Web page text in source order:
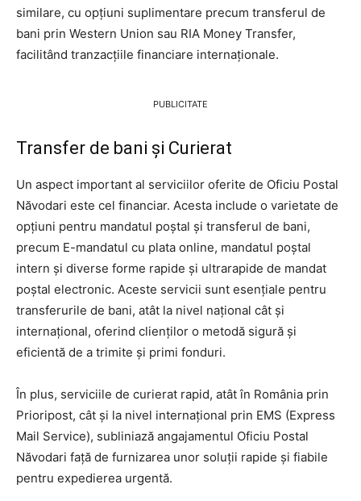
similare, cu opțiuni suplimentare precum transferul de
bani prin Western Union sau RIA Money Transfer,
facilitând tranzacțiile financiare internaționale.
PUBLICITATE
Transfer de bani și Curierat
Un aspect important al serviciilor oferite de Oficiu Postal
Năvodari este cel financiar. Acesta include o varietate de
opțiuni pentru mandatul poștal și transferul de bani,
precum E-mandatul cu plata online, mandatul poștal
intern și diverse forme rapide și ultrarapide de mandat
poștal electronic. Aceste servicii sunt esențiale pentru
transferurile de bani, atât la nivel național cât și
internațional, oferind clienților o metodă sigură și
eficientă de a trimite și primi fonduri.
În plus, serviciile de curierat rapid, atât în România prin
Prioripost, cât și la nivel internațional prin EMS (Express
Mail Service), subliniază angajamentul Oficiu Postal
Năvodari față de furnizarea unor soluții rapide și fiabile
pentru expedierea urgentă.